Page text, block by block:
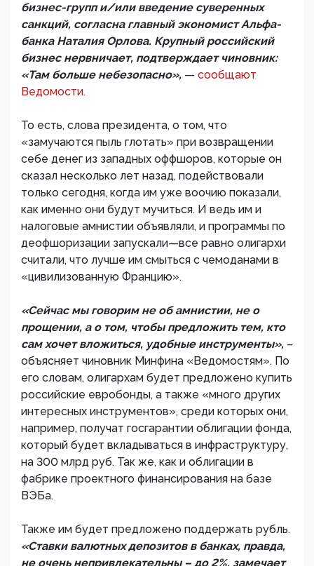
бизнес-групп и/или введение суверенных
санкций, согласна главный экономист Альфа-
банка Наталия Орлова. Крупный российский
бизнес нервничает, подтверждает чиновник:
«Там больше небезопасно», — сообщают
Ведомости.
То есть, слова президента, о том, что
«замучаются пыль глотать» при возвращении
себе денег из западных оффшоров, которые он
сказал несколько лет назад, подействовали
только сегодня, когда им уже воочию показали,
как именно они будут мучиться. И ведь им и
налоговые амнистии объявляли, и программы по
деофшоризации запускали—все равно олигархи
считали, что лучше им смыться с чемоданами в
«цивилизованную Францию».
«Сейчас мы говорим не об амнистии, не о
прощении, а о том, чтобы предложить тем, кто
сам хочет вложиться, удобные инструменты», –
объясняет чиновник Минфина «Ведомостям». По
его словам, олигархам будет предложено купить
российские евробонды, а также «много других
интересных инструментов», среди которых они,
например, получат госгарантии облигации фонда,
который будет вкладываться в инфраструктуру,
на 300 млрд руб. Так же, как и облигации в
фабрике проектного финансирования на базе
ВЭБа.
Также им будет предложено поддержать рубль.
«Ставки валютных депозитов в банках, правда,
не очень непривлекательны – до 2%, замечает